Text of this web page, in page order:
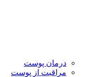
درمان پوست
مراقبت از پوست